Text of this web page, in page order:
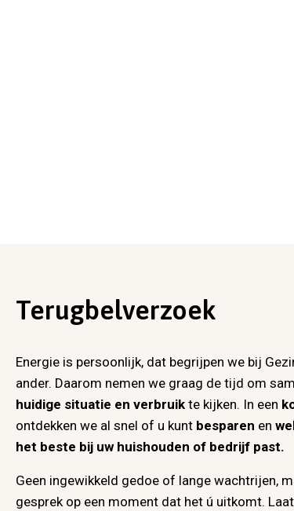
Terugbelverzoek
Energie is persoonlijk, dat begrijpen we bij
ander. Daarom nemen we graag de tijd om
huidige situatie en verbruik te kijken. In een
ontdekken we al snel of u kunt besparen en
het beste bij uw huishouden of bedrijf past.
Geen ingewikkeld gedoe of lange wachtrijen,
gesprek op een moment dat het ú uitkomt.